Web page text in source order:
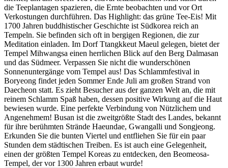
die Teeplantagen spazieren, die Ernte beobachten und vor Ort
Verkostungen durchführen. Das Highlight: das grüne Tee-Eis! Mit
1700 Jahren buddhistischer Geschichte ist Südkorea reich an
Tempeln. Sie befinden sich oft in bergigen Regionen, die zur
Meditation einladen. Im Dorf Ttangkkeut Maeul gelegen, bietet der
Tempel Mihwangsa einen herrlichen Blick auf den Berg Dalmasan
und das Südmeer. Verpassen Sie nicht die wunderschönen
Sonnenuntergänge vom Tempel aus! Das Schlammfestival in
Boryeong findet jeden Sommer Ende Juli am großen Strand von
Daecheon statt. Es zieht Besucher aus der ganzen Welt an, die mit
reinem Schlamm Spaß haben, dessen positive Wirkung auf die Haut
bewiesen wurde. Eine perfekte Verbindung von Nützlichem und
Angenehmem! Busan ist die zweitgrößte Stadt des Landes, bekannt
für ihre berühmten Strände Haeundae, Gwangalli und Songjeong.
Erkunden Sie die bunten Viertel und entfliehen Sie für ein paar
Stunden dem städtischen Treiben. Es ist auch eine Gelegenheit,
einen der größten Tempel Koreas zu entdecken, den Beomeosa-
Tempel, der vor 1300 Jahren erbaut wurde!